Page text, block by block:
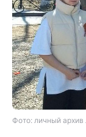
Фото: личный архив